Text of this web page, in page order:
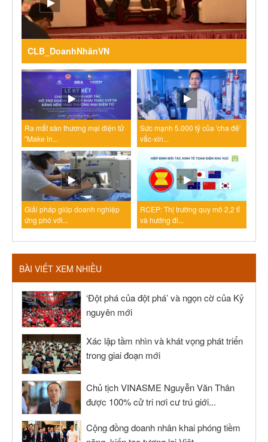
CLB_DoanhNhânVN
Ra mắt sàn thương mại điện tử
"Make in...
Sức mạnh 5.000 tỷ của 'cha đẻ'
vắc-xin...
Giải pháp giúp doanh nghiệp
ứng phó với...
RCEP: Thị trường quy mô 2,2 tỉ
và hướng đi...
BÀI VIẾT XEM NHIỀU
‘Đột phá của đột phá’ và ngọn cờ của Kỷ
nguyên mới
Xác lập tầm nhìn và khát vọng phát triển
trong giai đoạn mới
Chủ tịch VINASME Nguyễn Văn Thân
được 100% cử tri nơi cư trú giới...
Cộng đồng doanh nhân khai phóng tiềm